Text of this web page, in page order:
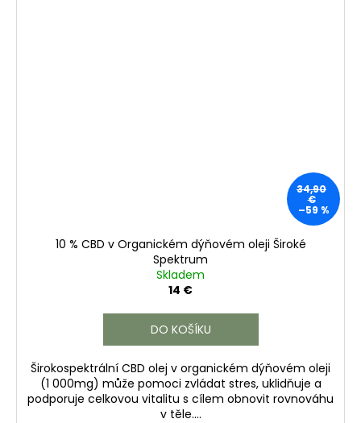
34,90
€
–59 %
10 % CBD v Organickém dýňovém oleji Široké
Spektrum
Skladem
14 €
DO KOŠÍKU
Širokospektrální CBD olej v organickém dýňovém oleji
(1 000mg) může pomoci zvládat stres, uklidňuje a
podporuje celkovou vitalitu s cílem obnovit rovnováhu
v těle....